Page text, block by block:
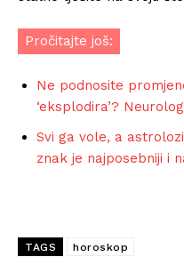
Pročitajte još:
Ne podnosite
‘eksplodira’?
Svi ga vole, a
znak je najposebniji i
TAGS horoskop